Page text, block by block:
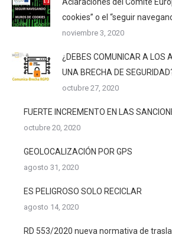
cookies” o el “seguir
noviembre 3, 2020
¿DEBES COMUNICAR A LOS
UNA BRECHA DE
octubre 27, 2020
FUERTE INCREMENTO EN LAS
octubre 20, 2020
GEOLOCALIZACIÓN POR GPS
agosto 31, 2020
ES PELIGROSO SOLO RECICLAR
agosto 14, 2020
RD 553/2020 nueva normativa de